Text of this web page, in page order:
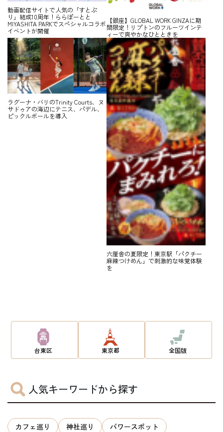
動画配信サイトで人気の「すとぷ
り」結成10周年！ららぽーとと
MIYASHITA PARKでスペシャルコラボ
イベントが開催
【銀座】GLOBAL WORK GINZAに期
間限定！リプトンのフルーツインテ
ィーで爽やかなひとときを
ラグーナ・バリのTrinity Courts、ヌ
サドゥアの海辺にテニス、パデル、
ピックルボールを導入
六厘舎の夏限定！東京駅「パクチー
麻辣つけめん」で刺激的な味覚体験
を
台東区 東京都 全国版
人気キーワードから探す
カフェ巡り 神社巡り
パワースポット